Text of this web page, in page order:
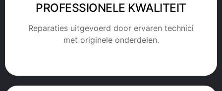
PROFESSIONELE KWALITEIT
Reparaties uitgevoerd door ervaren technici
met originele onderdelen.